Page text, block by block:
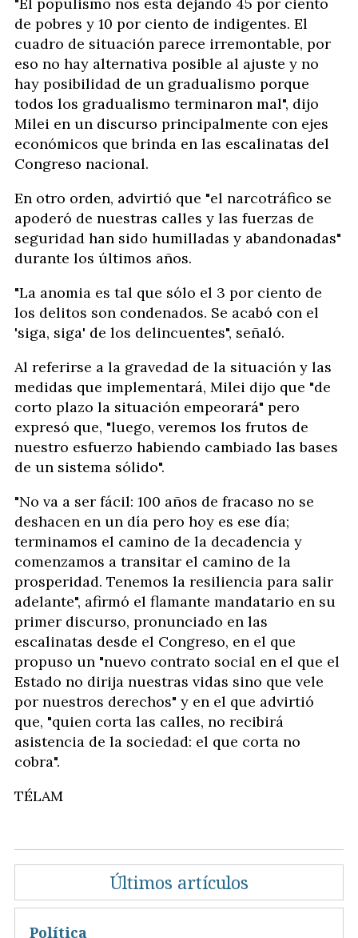
"El populismo nos está dejando 45 por ciento
de pobres y 10 por ciento de indigentes. El
cuadro de situación parece irremontable, por
eso no hay alternativa posible al ajuste y no
hay posibilidad de un gradualismo porque
todos los gradualismo terminaron mal", dijo
Milei en un discurso principalmente con ejes
económicos que brinda en las escalinatas del
Congreso nacional.
En otro orden, advirtió que "el narcotráfico se
apoderó de nuestras calles y las fuerzas de
seguridad han sido humilladas y abandonadas"
durante los últimos años.
"La anomia es tal que sólo el 3 por ciento de
los delitos son condenados. Se acabó con el
'siga, siga' de los delincuentes", señaló.
Al referirse a la gravedad de la situación y las
medidas que implementará, Milei dijo que "de
corto plazo la situación empeorará" pero
expresó que, "luego, veremos los frutos de
nuestro esfuerzo habiendo cambiado las bases
de un sistema sólido".
"No va a ser fácil: 100 años de fracaso no se
deshacen en un día pero hoy es ese día;
terminamos el camino de la decadencia y
comenzamos a transitar el camino de la
prosperidad. Tenemos la resiliencia para salir
adelante", afirmó el flamante mandatario en su
primer discurso, pronunciado en las
escalinatas desde el Congreso, en el que
propuso un "nuevo contrato social en el que el
Estado no dirija nuestras vidas sino que vele
por nuestros derechos" y en el que advirtió
que, "quien corta las calles, no recibirá
asistencia de la sociedad: el que corta no
cobra".
TÉLAM
Últimos artículos
Política